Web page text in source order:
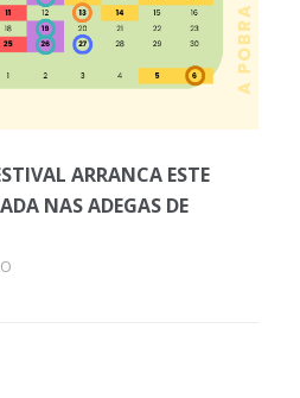
ARRANCA ESTE
NAS ADEGAS DE